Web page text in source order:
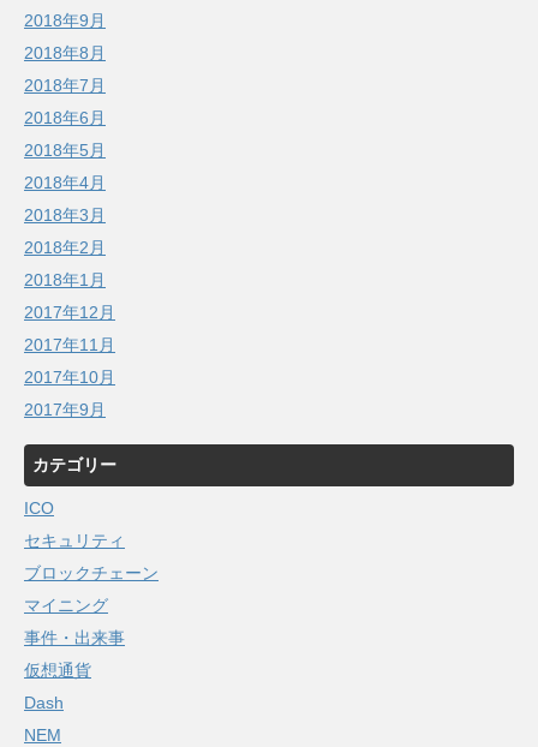
2018年9月
2018年8月
2018年7月
2018年6月
2018年5月
2018年4月
2018年3月
2018年2月
2018年1月
2017年12月
2017年11月
2017年10月
2017年9月
カテゴリー
ICO
セキュリティ
ブロックチェーン
マイニング
事件・出来事
仮想通貨
Dash
NEM